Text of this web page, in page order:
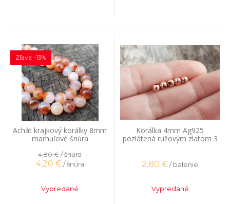
Achát krajkový korálky 8mm
marhuľové šnúra
Zľava -13%
4,80 €/ šnúra
4,20 € / šnúra
Vypredané
Korálka 4mm Ag925
pozlátená ružovým zlatom 3
2,80 €/ balenie
Vypredané